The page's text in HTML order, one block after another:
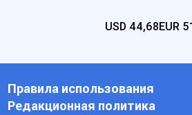
USD 44,68EUR
Правила использования
Редакционная политика